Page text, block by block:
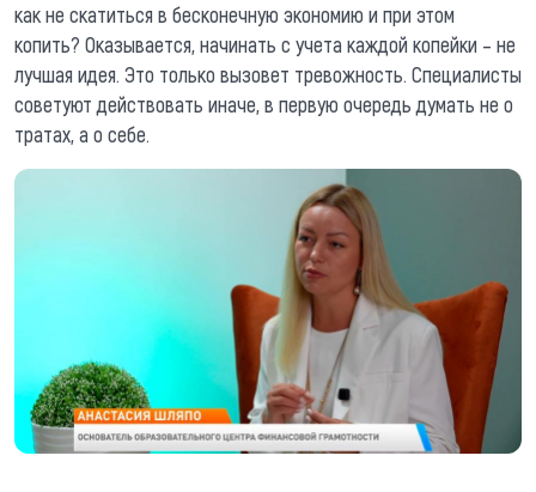
как не скатиться в бесконечную экономию и при этом
копить? Оказывается, начинать с учета каждой копейки – не
лучшая идея. Это только вызовет тревожность. Специалисты
советуют действовать иначе, в первую очередь думать не о
тратах, а о себе.